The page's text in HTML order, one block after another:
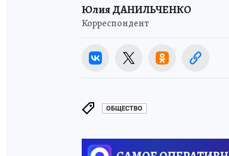
Юлия ДАНИЛЬЧЕНКО
Корреспондент
ОБЩЕСТВО